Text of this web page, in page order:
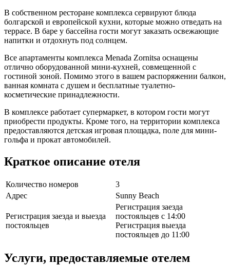
В собственном ресторане комплекса сервируют блюда
болгарской и европейской кухни, которые можно отведать на
террасе. В баре у бассейна гости могут заказать освежающие
напитки и отдохнуть под солнцем.
Все апартаменты комплекса Menada Zornitsa оснащены
отлично оборудованной мини-кухней, совмещенной с
гостиной зоной. Помимо этого в вашем распоряжении балкон,
ванная комната с душем и бесплатные туалетно-
косметические принадлежности.
В комплексе работает супермаркет, в котором гости могут
приобрести продукты. Кроме того, на территории комплекса
предоставляются детская игровая площадка, поле для мини-
гольфа и прокат автомобилей.
Краткое описание отеля
Количество номеров
3
Адрес
Sunny Beach
Регистрация заезда и выезда
постояльцев
Регистрация заезда
постояльцев с 14:00
Регистрация выезда
постояльцев до 11:00
Услуги, предоставляемые отелем